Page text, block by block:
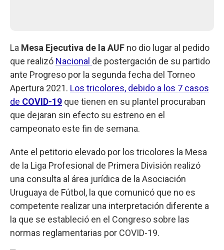
La Mesa Ejecutiva de la AUF no dio lugar al pedido
que realizó Nacional de postergación de su partido
ante Progreso por la segunda fecha del Torneo
Apertura 2021. Los tricolores, debido a los 7 casos
de COVID-19 que tienen en su plantel procuraban
que dejaran sin efecto su estreno en el
campeonato este fin de semana.
Ante el petitorio elevado por los tricolores la Mesa
de la Liga Profesional de Primera División realizó
una consulta al área jurídica de la Asociación
Uruguaya de Fútbol, la que comunicó que no es
competente realizar una interpretación diferente a
la que se estableció en el Congreso sobre las
normas reglamentarias por COVID-19.